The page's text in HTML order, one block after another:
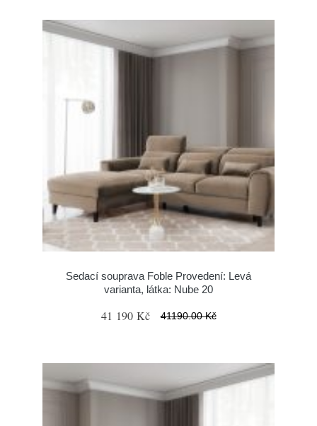
Sedací souprava Foble Provedení: Levá
varianta, látka: Nube 20
41 190 Kč 41190.00 Kč